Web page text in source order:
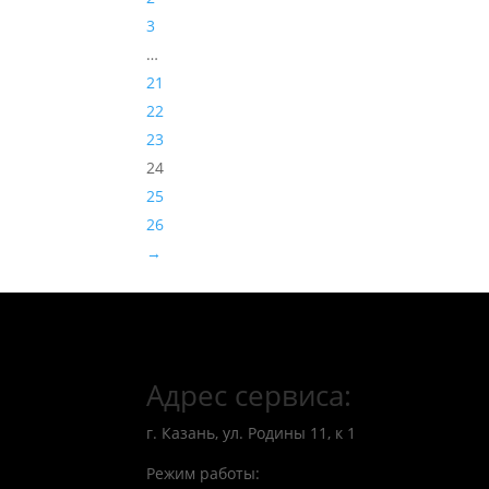
3
…
21
22
23
24
25
26
→
Адрес сервиса:
г. Казань, ул. Родины 11, к 1
Режим работы: